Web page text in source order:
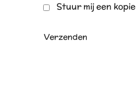
Stuur mij een kopie
Verzenden